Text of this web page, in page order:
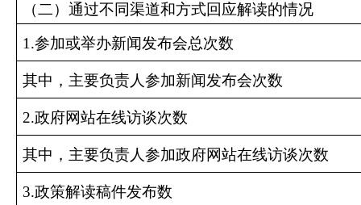
（二）通过不同渠道和方式回应解读的情况
1.参加或举办新闻发布会总次数
其中，主要负责人参加新闻发布会次数
2.政府网站在线访谈次数
其中，主要负责人参加政府网站在线访谈次数
3.政策解读稿件发布数